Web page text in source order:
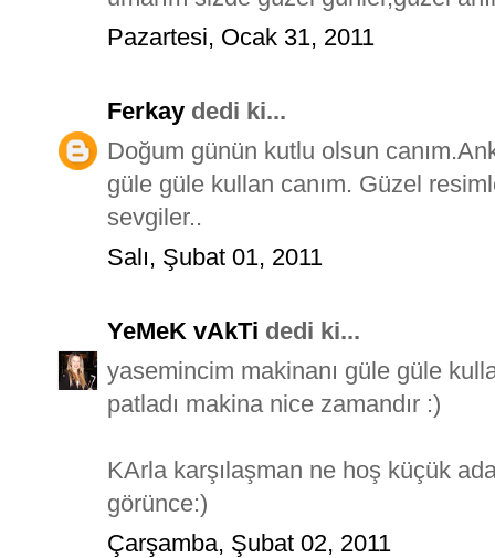
Pazartesi, Ocak 31, 2011
Ferkay dedi ki...
Doğum günün kutlu olsun
güle güle kullan canım. Güzel
sevgiler..
Salı, Şubat 01, 2011
YeMeK vAkTi dedi ki...
yasemincim makinanı güle güle
patladı makina nice zamandır :)
KArla karşılaşman ne hoş küçük
görünce:)
Çarşamba, Şubat 02, 2011